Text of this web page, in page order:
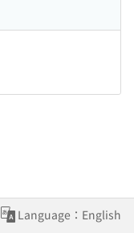
Language：English